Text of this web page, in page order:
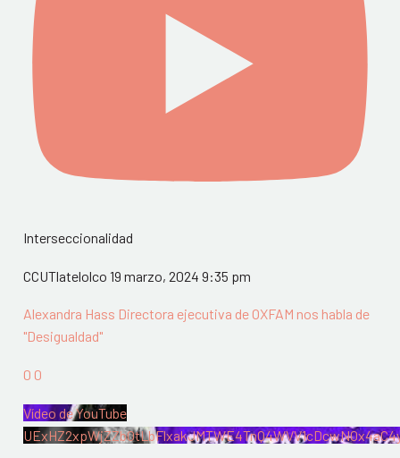
Interseccionalidad
CCUTlatelolco 19 marzo, 2024 9:35 pm
Alexandra Hass Directora ejecutiva de OXFAM nos habla de
"Desigualdad"
0 0
Vídeo de YouTube